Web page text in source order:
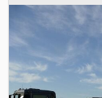
Kabelstyret •
/ Forbehold for